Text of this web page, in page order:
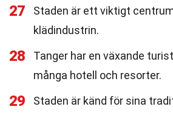
27
Staden är ett viktigt
klädindustrin.
28
Tanger har en växande
många hotell och resorter.
29
Staden är känd för sina